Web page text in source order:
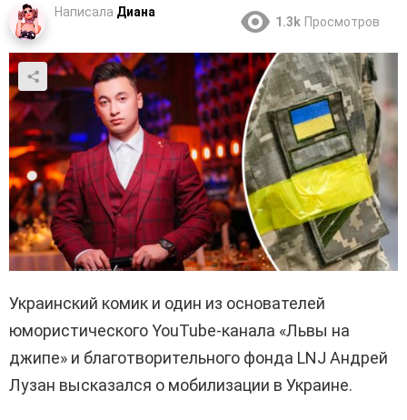
Написала Диана
1.3k Просмотров
Украинский комик и один из основателей
юмористического YouTube-канала «Львы на
джипе» и благотворительного фонда LNJ Андрей
Лузан высказался о мобилизации в Украине.